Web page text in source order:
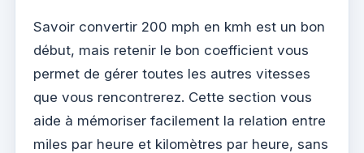
Savoir convertir 200 mph en kmh est un bon
début, mais retenir le bon coefficient vous
permet de gérer toutes les autres vitesses
que vous rencontrerez. Cette section vous
aide à mémoriser facilement la relation entre
miles par heure et kilomètres par heure, sans